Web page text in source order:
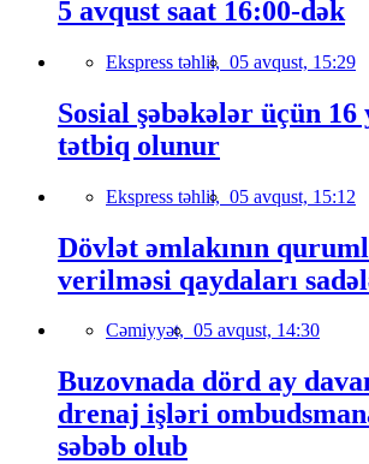
5 avqust saat 16:00-dək
Ekspress təhlil, 05 avqust, 15:29
Sosial şəbəkələr üçün 16
tətbiq olunur
Ekspress təhlil, 05 avqust, 15:12
Dövlət əmlakının
verilməsi qaydaları
Cəmiyyət, 05 avqust, 14:30
Buzovnada dörd ay
drenaj işləri
səbəb olub